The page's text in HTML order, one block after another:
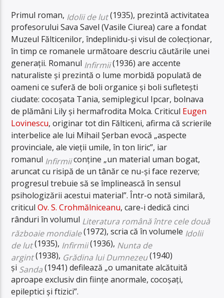
Primul roman, Idolii de lut(1935), prezintă activitatea
profesorului Sava Savel (Vasile Ciurea) care a fondat
Muzeul Fălticenilor, îndeplinidu-și visul de colecționar,
în timp ce romanele următoare descriu căutările unei
generații. Romanul Infirmii(1936) are accente
naturaliste și prezintă o lume morbidă populată de
oameni ce suferă de boli organice și boli sufletești
ciudate: cocoșata Tania, semiplegicul Ipcar, bolnava
de plămâni Lily și hermafrodita Molca. Criticul Eugen
Lovinescu, originar tot din Fălticeni, afirma că scrierile
interbelice ale lui Mihail Șerban evocă „aspecte
provinciale, ale vieții umile, în ton liric”, iar
romanul Infirmiiconține „un material uman bogat,
aruncat cu risipă de un tânăr ce nu-și face rezerve;
progresul trebuie să se împlinească în sensul
psihologizării acestui material”. Într-o notă similară,
criticulOv. S. Crohmălniceanu, care-i dedică cinci
rânduri în volumul Literatura română între cele două
războaie mondiale(1972), scria că în volumele Idolii
de lut(1935), Infirmii(1936), Nunta de
argint(1938), Grădina lui Dumnezeu(1940)
și Sanda(1941) defilează „o umanitate alcătuită
aproape exclusiv din ființe anormale, cocoșați,
epileptici și ftizici”.